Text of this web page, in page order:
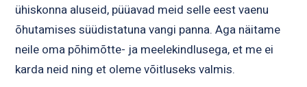
ühiskonna aluseid, püüavad meid selle eest vaenu
õhutamises süüdistatuna vangi panna. Aga näitame
neile oma põhimõtte- ja meelekindlusega, et me ei
karda neid ning et oleme võitluseks valmis.